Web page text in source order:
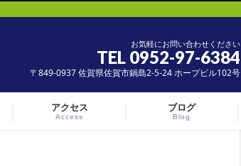
お気軽にお問い合わせください
TEL 0952-97-6384
〒849-0937 佐賀県佐賀市鍋島2-5-24 ホープビル102号
アクセス
Access
ブログ
Blog